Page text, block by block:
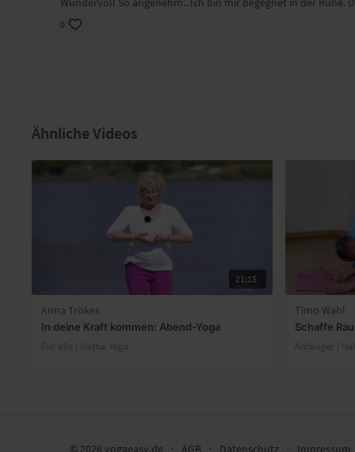
0
Ähnliche Videos
21:15
Anna Trökes
In deine Kraft kommen: Abend-Yoga
Für alle | Hatha Yoga
Timo Wahl
Schaffe
Anfänger |
© 2026 yogaeasy.de ∙ AGB ∙ Datenschutz ∙ Impressum